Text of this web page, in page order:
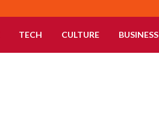
TECH CULTURE BUSINESS